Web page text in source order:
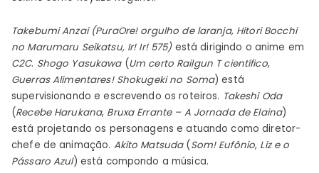
Takebumi Anzai (PuraOre! orgulho de laranja, Hitori Bocchi
no Marumaru Seikatsu, Ir! Ir! 575)está dirigindo o anime em
C2C. Shogo Yasukawa(Um certo Railgun T científico,
Guerras Alimentares! Shokugeki no Soma) está
supervisionando e escrevendo os roteiros. Takeshi Oda
(Recebe Harukana, Bruxa Errante – A Jornada de Elaina)
está projetando os personagens e atuando como diretor-
chefe de animação. Akito Matsuda(Som! Eufônio, Liz e o
Pássaro Azul) está compondo a música.